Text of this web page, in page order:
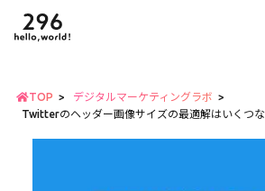
TOP
デジタルマーケティングラボ
Twitterのヘッダー画像サイズの最適解はいくつ